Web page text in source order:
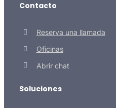
Contacto
Reserva una llamada
Oficinas
Abrir chat
Soluciones